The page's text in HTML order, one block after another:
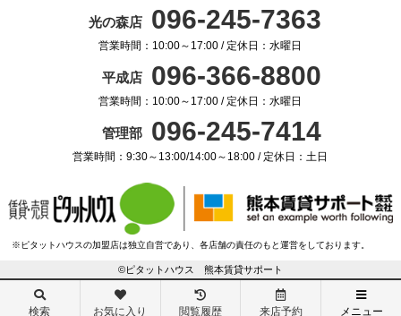
光の森店 096-245-7363
営業時間：10:00～17:00 / 定休日：水曜日
平成店 096-366-8800
営業時間：10:00～17:00 / 定休日：水曜日
管理部 096-245-7414
営業時間：9:30～13:00/14:00～18:00 / 定休日：土日
※ピタットハウスの加盟店は独立自営であり、各店舗の責任のもと運営をしております。
©ピタットハウス 熊本賃貸サポート
検索 お気に入り 閲覧履歴 来店予約 メニュー